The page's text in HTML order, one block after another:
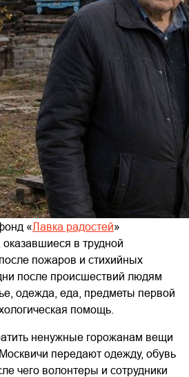
«Лавка радостей»
в трудной
пожаров и стихийных
после происшествий людям
одежда, еда, предметы первой
помощь.
ненужные горожанам вещи
передают одежду, обувь
чего волонтеры и сотрудники